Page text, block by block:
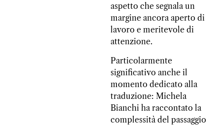
aspetto che segnala un
margine ancora aperto di
lavoro e meritevole di
attenzione.
Particolarmente
significativo anche il
momento dedicato alla
traduzione: Michela
Bianchi ha raccontato la
complessità del passaggio